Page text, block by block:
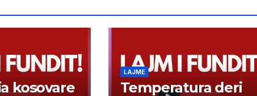
kosovare
LAJME
Temperatura deri